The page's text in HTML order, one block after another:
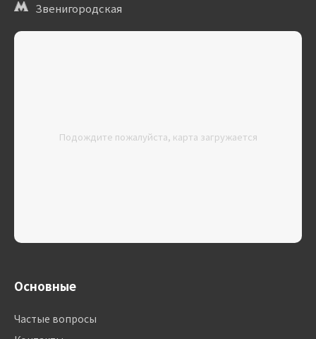
Звенигородская
Подождите пожалуйста, карта загружается
Основные
Частые вопросы